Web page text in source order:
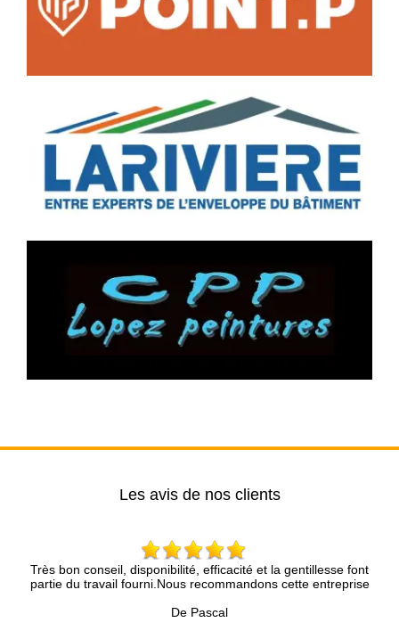
Les avis de nos clients
disponibilité, efficacité et la gentillesse font
fourni.Nous recommandons cette entreprise
Entreprise très
rapidement, le